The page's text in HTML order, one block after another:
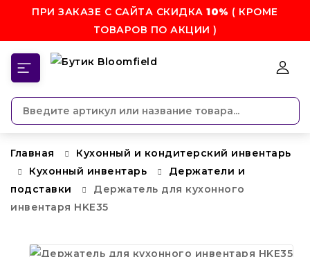
ПРИ ЗАКАЗЕ С САЙТА СКИДКА10% ( КРОМЕ
ТОВАРОВ ПО АКЦИИ )
Главная
Кухонный и кондитерский инвентарь
Кухонный инвентарь
Держатели и
подставки
Держатель для кухонного
инвентаря HKE35